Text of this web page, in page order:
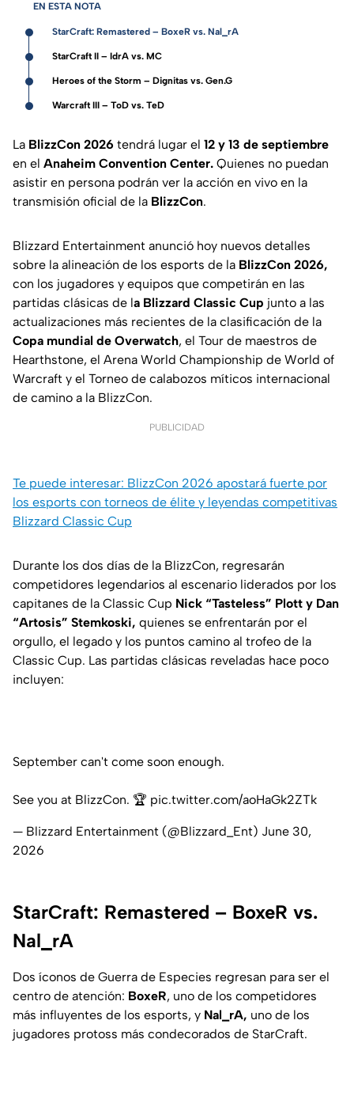
EN ESTA NOTA
StarCraft: Remastered – BoxeR vs. Nal_rA
StarCraft II – IdrA vs. MC
Heroes of the Storm – Dignitas vs. Gen.G
Warcraft III – ToD vs. TeD
La BlizzCon 2026 tendrá lugar el 12 y 13 de septiembre
en el Anaheim Convention Center. Quienes no puedan
asistir en persona podrán ver la acción en vivo en la
transmisión oficial de la BlizzCon.
Blizzard Entertainment anunció hoy nuevos detalles
sobre la alineación de los esports de la BlizzCon 2026,
con los jugadores y equipos que competirán en las
partidas clásicas de la Blizzard Classic Cup junto a las
actualizaciones más recientes de la clasificación de la
Copa mundial de Overwatch, el Tour de maestros de
Hearthstone, el Arena World Championship de World of
Warcraft y el Torneo de calabozos míticos internacional
de camino a la BlizzCon.
PUBLICIDAD
Te puede interesar: BlizzCon 2026 apostará fuerte por
los esports con torneos de élite y leyendas competitivas
Blizzard Classic Cup
Durante los dos días de la BlizzCon, regresarán
competidores legendarios al escenario liderados por los
capitanes de la Classic Cup Nick “Tasteless” Plott y Dan
“Artosis” Stemkoski, quienes se enfrentarán por el
orgullo, el legado y los puntos camino al trofeo de la
Classic Cup. Las partidas clásicas reveladas hace poco
incluyen:
September can't come soon enough.
See you at BlizzCon. 🏆 pic.twitter.com/aoHaGk2ZTk
— Blizzard Entertainment (@Blizzard_Ent) June 30,
2026
StarCraft: Remastered – BoxeR vs.
Nal_rA
Dos íconos de Guerra de Especies regresan para ser el
centro de atención: BoxeR, uno de los competidores
más influyentes de los esports, y Nal_rA, uno de los
jugadores protoss más condecorados de StarCraft.